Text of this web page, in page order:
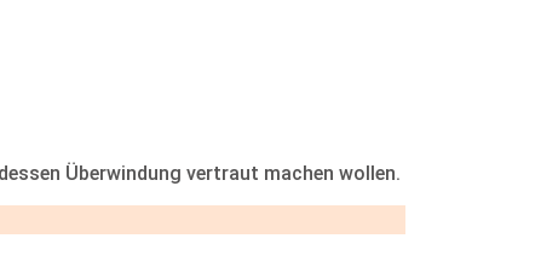
Überwindung vertraut machen wollen.